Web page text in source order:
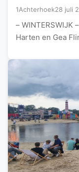
1Achterhoek28 juli
– WINTERSWIJK
Harten en Gea